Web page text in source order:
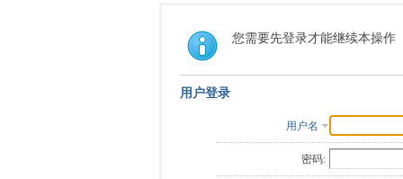
索
您需要先登录才能继续本操作
用户登录
用户名
密码: